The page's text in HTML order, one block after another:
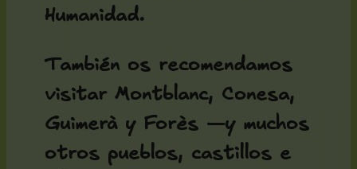
Humanidad.
También os recomendamos
visitar Montblanc, Conesa,
Guimerà y Forès —y muchos
otros pueblos, castillos e